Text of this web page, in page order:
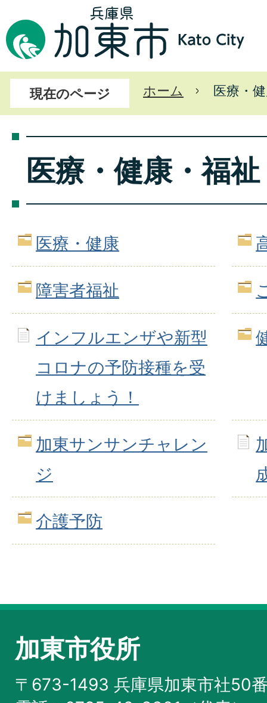
現在のページ ホーム 医療・
医療・健康・福祉
医療・健康
障害者福祉
インフルエンザや新型
コロナの予防接種を受
けましょう！
加東サンサンチャレン
ジ
介護予防
加東市役所
〒673-1493 兵庫県加東市社50